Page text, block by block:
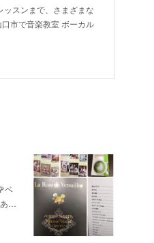
スンまで、さまざまな
市で音楽教室 ボーカル
ベ
あ…